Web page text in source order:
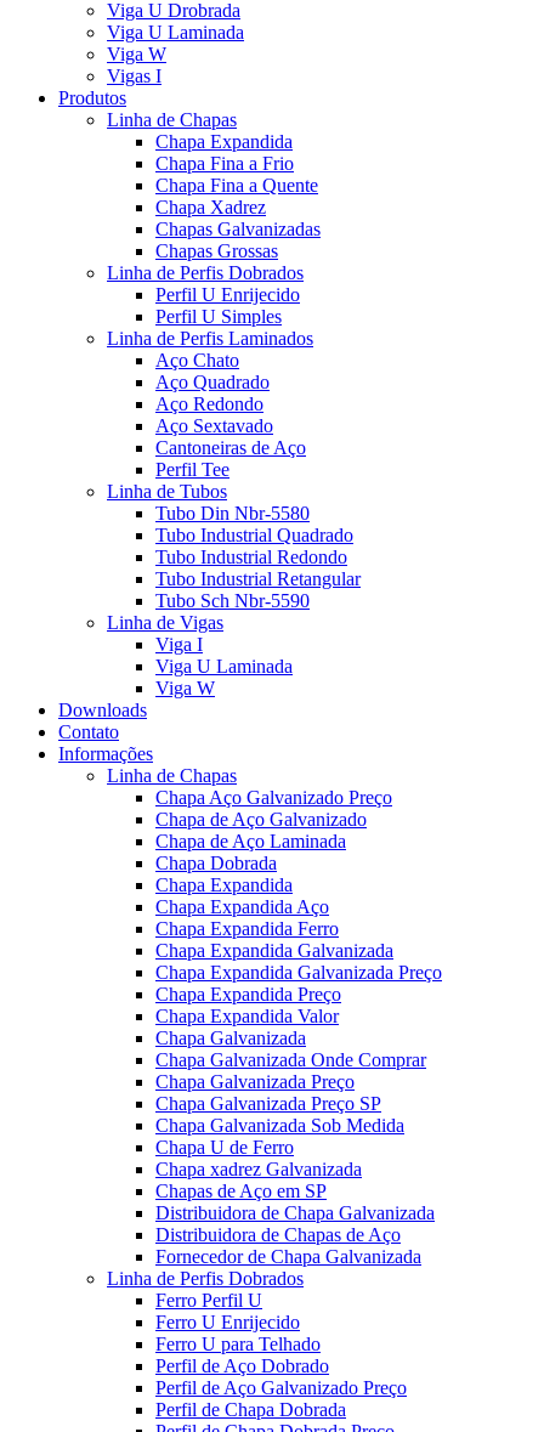
Viga U Drobrada
Viga U Laminada
Viga W
Vigas I
Produtos
Linha de Chapas
Chapa Expandida
Chapa Fina a Frio
Chapa Fina a Quente
Chapa Xadrez
Chapas Galvanizadas
Chapas Grossas
Linha de Perfis Dobrados
Perfil U Enrijecido
Perfil U Simples
Linha de Perfis Laminados
Aço Chato
Aço Quadrado
Aço Redondo
Aço Sextavado
Cantoneiras de Aço
Perfil Tee
Linha de Tubos
Tubo Din Nbr-5580
Tubo Industrial Quadrado
Tubo Industrial Redondo
Tubo Industrial Retangular
Tubo Sch Nbr-5590
Linha de Vigas
Viga I
Viga U Laminada
Viga W
Downloads
Contato
Informações
Linha de Chapas
Chapa Aço Galvanizado Preço
Chapa de Aço Galvanizado
Chapa de Aço Laminada
Chapa Dobrada
Chapa Expandida
Chapa Expandida Aço
Chapa Expandida Ferro
Chapa Expandida Galvanizada
Chapa Expandida Galvanizada Preço
Chapa Expandida Preço
Chapa Expandida Valor
Chapa Galvanizada
Chapa Galvanizada Onde Comprar
Chapa Galvanizada Preço
Chapa Galvanizada Preço SP
Chapa Galvanizada Sob Medida
Chapa U de Ferro
Chapa xadrez Galvanizada
Chapas de Aço em SP
Distribuidora de Chapa Galvanizada
Distribuidora de Chapas de Aço
Fornecedor de Chapa Galvanizada
Linha de Perfis Dobrados
Ferro Perfil U
Ferro U Enrijecido
Ferro U para Telhado
Perfil de Aço Dobrado
Perfil de Aço Galvanizado Preço
Perfil de Chapa Dobrada